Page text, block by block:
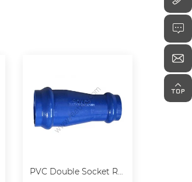
PVC Double Socket Reducer